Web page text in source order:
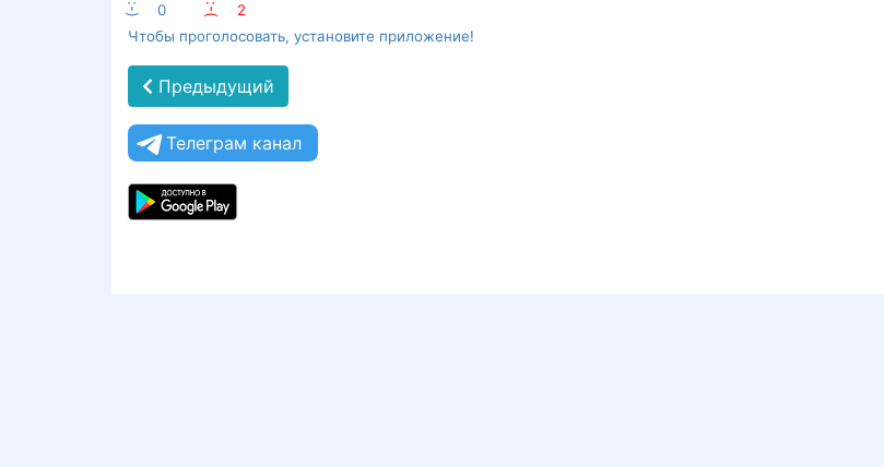
:-) 0 :-(
2
Чтобы проголосовать, установите приложение!
Предыдущий
Телеграм канал